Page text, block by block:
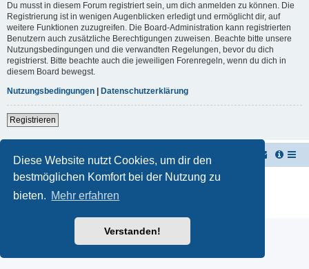
Diese Website nutzt Cookies, um dir den
bestmöglichen Komfort bei der Nutzung zu
bieten. Mehr erfahren
Verstanden!
Du musst in diesem Forum registriert sein, um dich anmelden zu können. Die
Registrierung ist in wenigen Augenblicken erledigt und ermöglicht dir, auf
weitere Funktionen zuzugreifen. Die Board-Administration kann registrierten
Benutzern auch zusätzliche Berechtigungen zuweisen. Beachte bitte unsere
Nutzungsbedingungen und die verwandten Regelungen, bevor du dich
registrierst. Bitte beachte auch die jeweiligen Forenregeln, wenn du dich in
diesem Board bewegst.
Nutzungsbedingungen
Datenschutzerklärung
Registrieren
TUK TUK Thailand Reisetipps Foren-Übersicht
Powered byphpBB ® Forum Software © phpBB Limited
Deutsche Übersetzung durch